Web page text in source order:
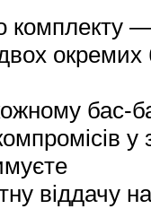
комплекту
бас-
у
віддачу